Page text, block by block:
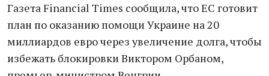
Газета Financial Times сообщила, что ЕС готовит
план по оказанию помощи Украине на 20
миллиардов евро через увеличение долга, чтобы
избежать блокировки Виктором Орбаном,